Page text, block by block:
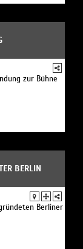
zur Bühne
BERLIN
Berliner